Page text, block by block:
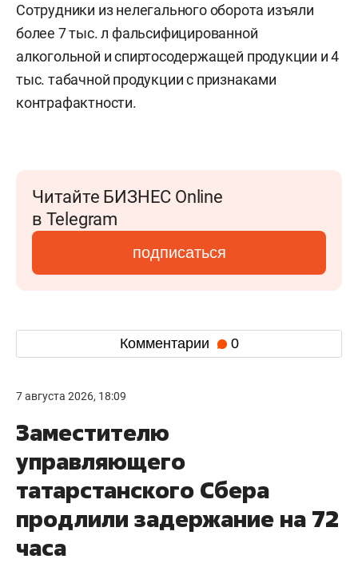
Сотрудники из нелегального оборота изъяли
более 7 тыс. л фальсифицированной
алкогольной и спиртосодержащей продукции и 4
тыс. табачной продукции с признаками
контрафактности.
Читайте БИЗНЕС Online
в Telegram
подписаться
Комментарии 0
7 августа 2026, 18:09
Заместителю
управляющего
татарстанского Сбера
продлили задержание на 72
часа